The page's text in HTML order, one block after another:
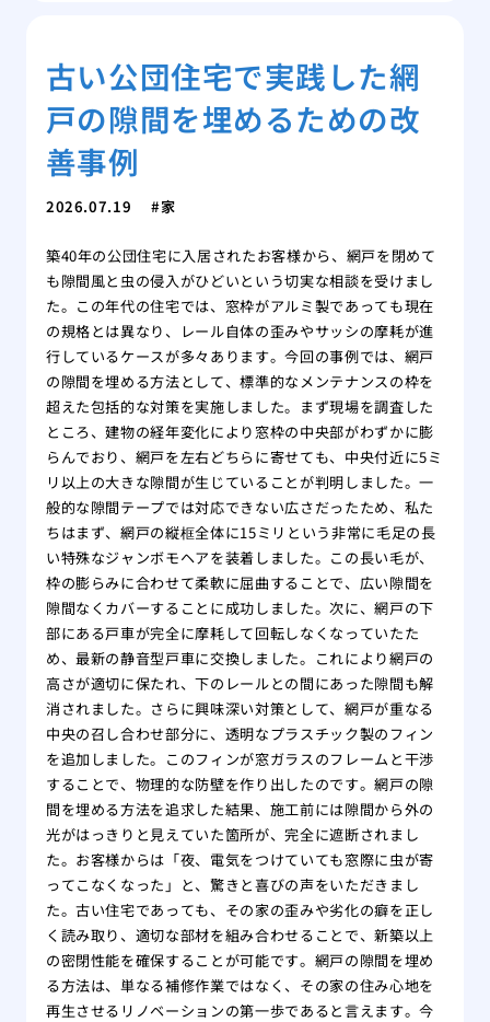
古い公団住宅で実践した網
戸の隙間を埋めるための改
善事例
2026.07.19 家
築40年の公団住宅に入居されたお客様から、網戸を閉めて
も隙間風と虫の侵入がひどいという切実な相談を受けまし
た。この年代の住宅では、窓枠がアルミ製であっても現在
の規格とは異なり、レール自体の歪みやサッシの摩耗が進
行しているケースが多々あります。今回の事例では、網戸
の隙間を埋める方法として、標準的なメンテナンスの枠を
超えた包括的な対策を実施しました。まず現場を調査した
ところ、建物の経年変化により窓枠の中央部がわずかに膨
らんでおり、網戸を左右どちらに寄せても、中央付近に5ミ
リ以上の大きな隙間が生じていることが判明しました。一
般的な隙間テープでは対応できない広さだったため、私た
ちはまず、網戸の縦框全体に15ミリという非常に毛足の長
い特殊なジャンボモヘアを装着しました。この長い毛が、
枠の膨らみに合わせて柔軟に屈曲することで、広い隙間を
隙間なくカバーすることに成功しました。次に、網戸の下
部にある戸車が完全に摩耗して回転しなくなっていたた
め、最新の静音型戸車に交換しました。これにより網戸の
高さが適切に保たれ、下のレールとの間にあった隙間も解
消されました。さらに興味深い対策として、網戸が重なる
中央の召し合わせ部分に、透明なプラスチック製のフィン
を追加しました。このフィンが窓ガラスのフレームと干渉
することで、物理的な防壁を作り出したのです。網戸の隙
間を埋める方法を追求した結果、施工前には隙間から外の
光がはっきりと見えていた箇所が、完全に遮断されまし
た。お客様からは「夜、電気をつけていても窓際に虫が寄
ってこなくなった」と、驚きと喜びの声をいただきまし
た。古い住宅であっても、その家の歪みや劣化の癖を正し
く読み取り、適切な部材を組み合わせることで、新築以上
の密閉性能を確保することが可能です。網戸の隙間を埋め
る方法は、単なる補修作業ではなく、その家の住み心地を
再生させるリノベーションの第一歩であると言えます。今